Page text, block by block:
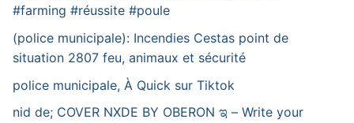
#farming #réussite #poule
(police municipale): Incendies Cestas point de
situation 2807 feu, animaux et sécurité
police municipale, À Quick sur Tiktok
nid de; COVER NXDE BY OBERON ಇ – Write your